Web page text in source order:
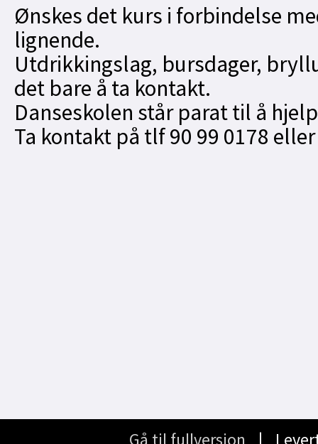
Ønskes det kurs i forbindelse
lignende.
Utdrikkingslag, bursdager,
det bare å ta kontakt.
Danseskolen står parat til å
Ta kontakt på tlf 90 99 0178
Gå til fullversjon ∣